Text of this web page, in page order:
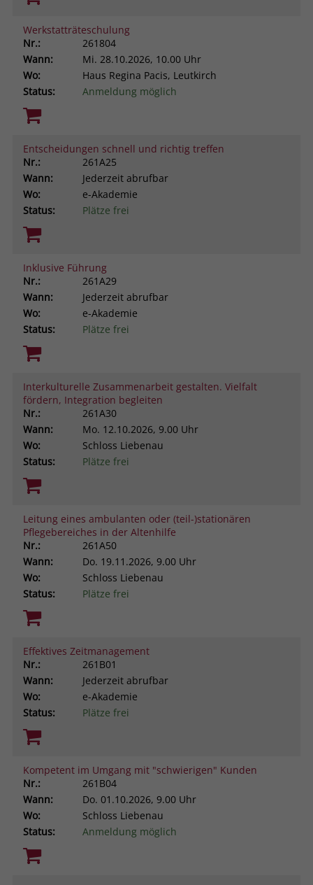
Werkstatträteschulung
Nr.:
261804
Wann:
Mi. 28.10.2026, 10.00 Uhr
Wo:
Haus Regina Pacis, Leutkirch
Status:
Anmeldung möglich
Entscheidungen schnell und richtig treffen
Nr.:
261A25
Wann:
Jederzeit abrufbar
Wo:
e-Akademie
Status:
Plätze frei
Inklusive Führung
Nr.:
261A29
Wann:
Jederzeit abrufbar
Wo:
e-Akademie
Status:
Plätze frei
Interkulturelle Zusammenarbeit gestalten. Vielfalt
fördern, Integration begleiten
Nr.:
261A30
Wann:
Mo. 12.10.2026, 9.00 Uhr
Wo:
Schloss Liebenau
Status:
Plätze frei
Leitung eines ambulanten oder (teil-)stationären
Pflegebereiches in der Altenhilfe
Nr.:
261A50
Wann:
Do. 19.11.2026, 9.00 Uhr
Wo:
Schloss Liebenau
Status:
Plätze frei
Effektives Zeitmanagement
Nr.:
261B01
Wann:
Jederzeit abrufbar
Wo:
e-Akademie
Status:
Plätze frei
Kompetent im Umgang mit "schwierigen" Kunden
Nr.:
261B04
Wann:
Do. 01.10.2026, 9.00 Uhr
Wo:
Schloss Liebenau
Status:
Anmeldung möglich